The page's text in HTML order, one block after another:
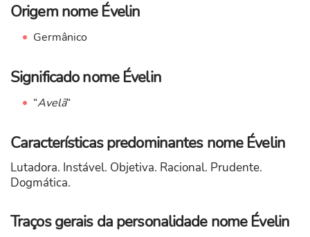
Origem nome Évelin
Germânico
Significado nome Évelin
“Avelã“
Características predominantes nome Évelin
Lutadora. Instável. Objetiva. Racional. Prudente.
Dogmática.
Traços gerais da personalidade nome Évelin